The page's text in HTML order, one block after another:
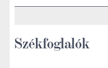
Székfoglalók